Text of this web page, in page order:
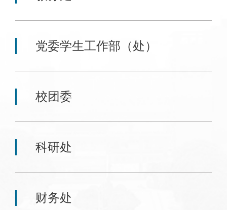
党委学生工作部（处）
校团委
科研处
财务处